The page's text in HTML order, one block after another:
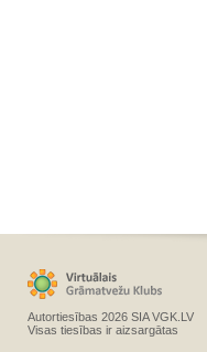
Autortiesības 2026 SIA VGK.LV
Visas tiesības ir aizsargātas